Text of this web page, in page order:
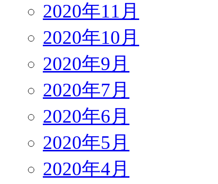
2020年11月
2020年10月
2020年9月
2020年7月
2020年6月
2020年5月
2020年4月